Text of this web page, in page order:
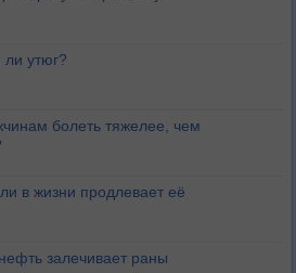
утюг?
болеть тяжелее, чем
в жизни продлевает её
залечивает раны